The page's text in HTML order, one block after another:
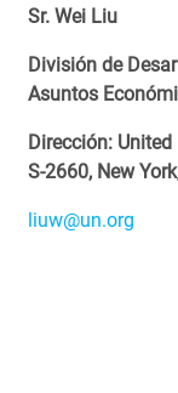
Sr. Wei Liu
División de
Asuntos
Dirección:
S‑2660, New
liuw@un.org